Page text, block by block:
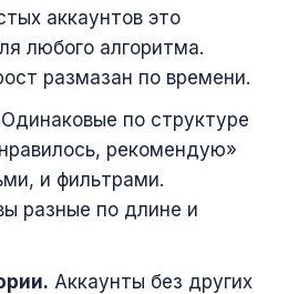
аккаунтов это
любого алгоритма.
размазан по времени.
Одинаковые по структуре
рекомендую»
и фильтрами.
разные по длине и
Аккаунты без других